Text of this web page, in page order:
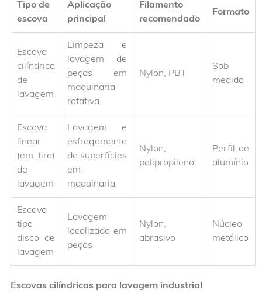
Tipo de
escova
Aplicação
principal
Filamento
recomendado
Formato
Escova
cilíndrica
de
lavagem
Limpeza e
lavagem de
peças em
maquinaria
rotativa
Nylon, PBT
Sob
medida
Escova
linear
(em tira)
de
lavagem
Lavagem e
esfregamento
de superfícies
em
maquinaria
Nylon,
polipropileno
Perfil de
alumínio
Escova
tipo
disco de
lavagem
Lavagem
localizada em
peças
Nylon,
abrasivo
Núcleo
metálico
Escovas cilíndricas para lavagem industrial